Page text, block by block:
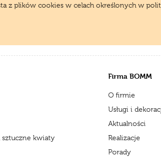
z plików cookies w celach określonych w
sztuczne kwiaty
Firma BOMM
O firmie
Usługi i
Aktualności
Realizacje
Porady